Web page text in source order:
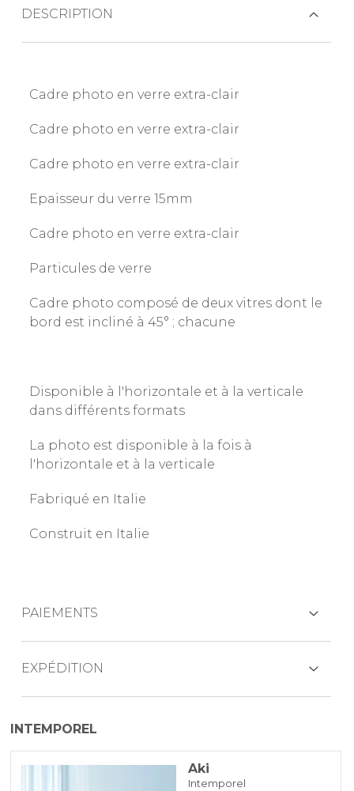
DESCRIPTION
Cadre photo en verre extra-clair
Cadre photo en verre extra-clair
Cadre photo en verre extra-clair
Epaisseur du verre 15mm
Cadre photo en verre extra-clair
Particules de verre
Cadre photo composé de deux vitres dont le
bord est incliné à 45° ; chacune
Disponible à l'horizontale et à la verticale
dans différents formats
La photo est disponible à la fois à
l'horizontale et à la verticale
Fabriqué en Italie
Construit en Italie
PAIEMENTS
EXPÉDITION
dans les 7 jours ouvrables
INTEMPOREL
Aki
Intemporel